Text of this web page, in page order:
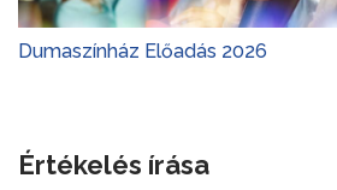
Dumaszínház Előadás 2026
Értékelés írása